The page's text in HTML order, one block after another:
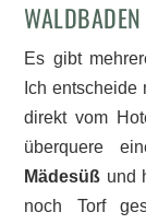
WALDBADEN
Es gibt
Ich
direkt vom
überquere
Mädesüß und
noch Torf